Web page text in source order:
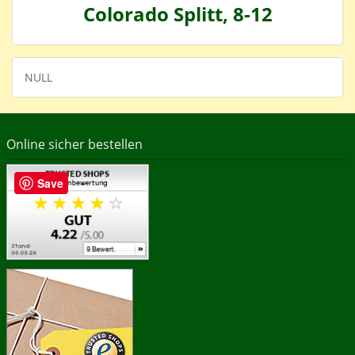
Colorado Splitt, 8-12
NULL
Online sicher bestellen
Save